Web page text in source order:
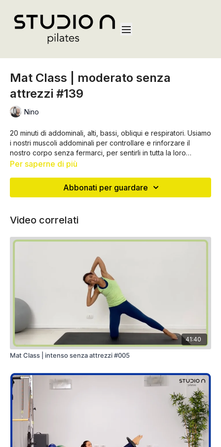
Mat Class | moderato senza
attrezzi #139
Nino
20 minuti di addominali, alti, bassi, obliqui e respiratori. Usiamo
i nostri muscoli addominali per controllare e rinforzare il
nostro corpo senza fermarci, per sentirli in tutta la loro
potenza 💪
Per saperne di più
Abbonati per guardare
Video correlati
41:40
Mat Class | intenso senza attrezzi #005